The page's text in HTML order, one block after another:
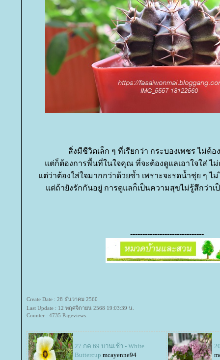
สิ่งมีชีวิตเล็ก ๆ ที่เรียกว่า กระบองเพชร ไม่ต้
ต่ก็ต้องการพื้นที่ในใจคุณ ที่จะต้องดูแลเอาใจใส่ ไ
ต่ว่าต้องใส่ใจมากกว่าด้วยซ้ำ เพราะจะรดน้ำชุ่ย ๆ ไ
ต่ถ้ายังรักกันอยู่ การดูแลก็เป็นความสุขไม่รู้สึกว่าเ
------------------------------
Create Date : 28 ธันวาคม 2560
Last Update : 12 พฤศจิกายน 2568 19:03:39 น.
Counter : 4735 Pageviews.
27 กค 69 บานเช้า - White
Buttercup mcayenne94